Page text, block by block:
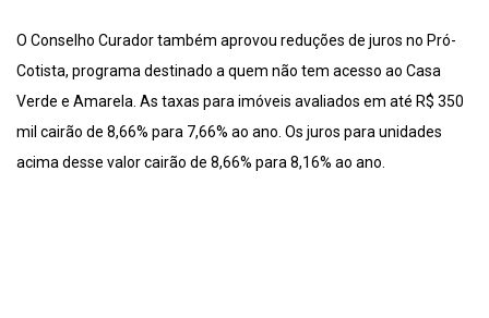
O Conselho Curador também aprovou reduções de juros no Pró-
Cotista, programa destinado a quem não tem acesso ao Casa
Verde e Amarela. As taxas para imóveis avaliados em até R$ 350
mil cairão de 8,66% para 7,66% ao ano. Os juros para unidades
acima desse valor cairão de 8,66% para 8,16% ao ano.